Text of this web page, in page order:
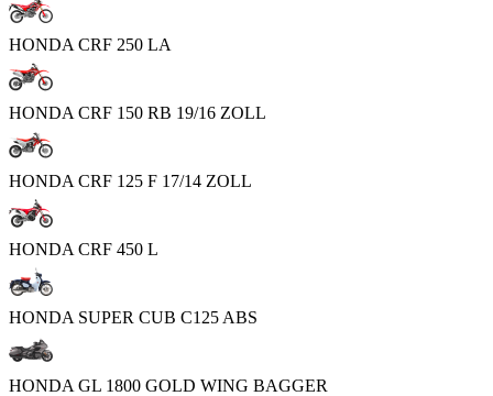
HONDA CRF 250 LA
HONDA CRF 150 RB 19/16 ZOLL
HONDA CRF 125 F 17/14 ZOLL
HONDA CRF 450 L
HONDA SUPER CUB C125 ABS
HONDA GL 1800 GOLD WING BAGGER